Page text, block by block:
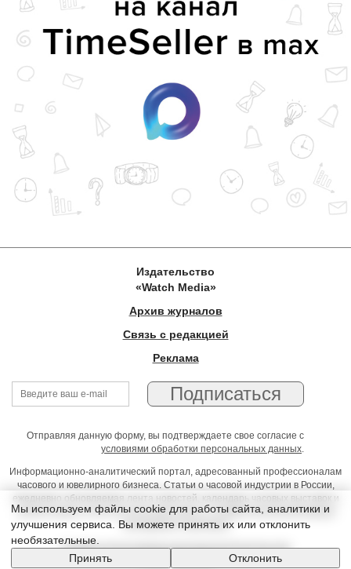
Издательство
«Watch Media»
Архив журналов
Связь с редакцией
Реклама
Отправляя данную форму, вы подтверждаете свое согласие с
условиями обработки персональных данных.
Информационно-аналитический портал, адресованный профессионалам
часового и ювелирного бизнеса. Статьи о часовой индустрии в России,
ежедневно обновляемая лента новостей, календарь часовых выставок и
презентаций, on-line консультации юриста, профессиональный форум
часовщиков и ювелиров
Условия использования материалов Издательства
Мы используем файлы cookie для работы сайта, аналитики и
улучшения сервиса. Вы можете принять их или отклонить
необязательные.
Принять
Отклонить